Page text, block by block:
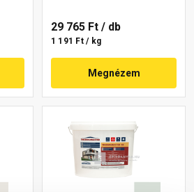
29 765 Ft / db
1 191 Ft / kg
Megnézem